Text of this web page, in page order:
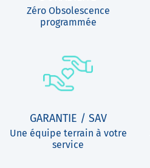
Zéro Obsolescence
programmée
GARANTIE / SAV
Une équipe terrain à votre
service